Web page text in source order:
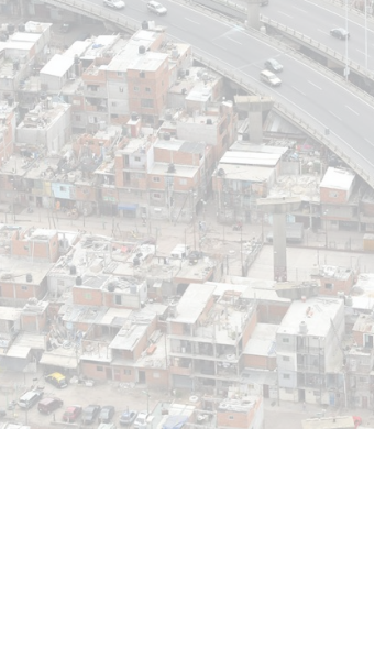
Malestar en el sector
los cambios sin fin al
la línea F